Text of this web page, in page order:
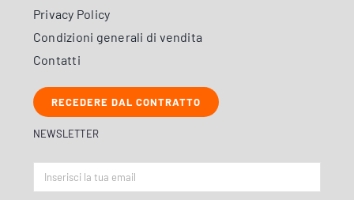
Privacy Policy
Condizioni generali di vendita
Contatti
RECEDERE DAL CONTRATTO
NEWSLETTER